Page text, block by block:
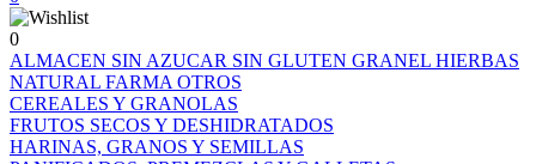
0
ALMACEN SIN AZUCAR SIN GLUTEN GRANEL HIERBAS
NATURAL FARMA OTROS
CEREALES Y GRANOLAS
FRUTOS SECOS Y DESHIDRATADOS
HARINAS, GRANOS Y SEMILLAS